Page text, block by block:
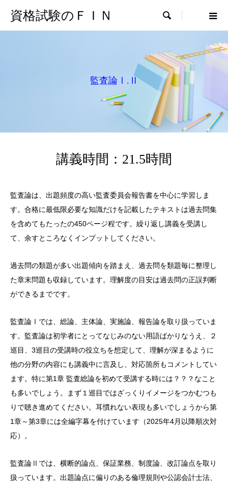
資格試験のＦＩＮ 
監査論Ⅰ.Ⅱ
講義時間：21.5時間
監査論は、出題頻度の高い監査委員会報告書を中心に学習しま
す。合格に最低限必要な知識だけを記載したテキストは過去問集
を含めてもたったの450ページ程です。繰り返し講義を受講し
て、余すところなくインプットしてください。
過去問の類題が多い出題傾向を踏まえ、過去問を類題毎に整理し
た章末問題も収録しています。理解度の目安は過去問の正誤判断
ができるまでです。
監査論Ⅰでは、総論、主体論、実施論、報告論を取り扱っていま
す。監査論は初学者にとってなじみのない用語ばかりなうえ、２
巡目、3巡目の受講時の役立ちを想定して、理解が深まるように
他の分野の内容にも講義中に言及し、対応箇所もコメントしてい
ます。特に第1章 監査総論を初めて受講する時には？？？なこと
も多いでしょう。まず１巡目ではざっくりイメージをつかむつも
りで聴き進めてください。耳慣れない表現も多いでしょうから第
1章～第3章には全編字幕を付けています（2025年4月以降順次対
応）。
監査論Ⅱでは、横断的論点、保証業務、制度論、改訂論点を取り
扱っています。出題論点に偏りのある倫理規則や公認会計士法、